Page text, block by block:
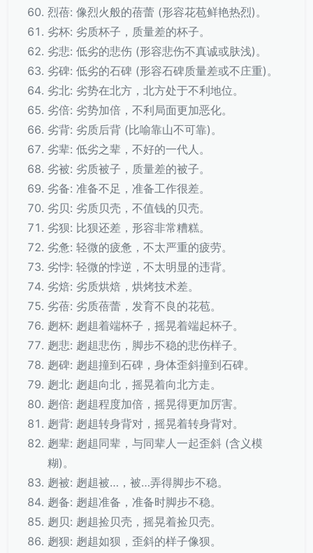
烈蓓: 像烈火般的蓓蕾 (形容花苞鲜艳热烈)。
劣杯: 劣质杯子，质量差的杯子。
劣悲: 低劣的悲伤 (形容悲伤不真诚或肤浅)。
劣碑: 低劣的石碑 (形容石碑质量差或不庄重)。
劣北: 劣势在北方，北方处于不利地位。
劣倍: 劣势加倍，不利局面更加恶化。
劣背: 劣质后背 (比喻靠山不可靠)。
劣辈: 低劣之辈，不好的一代人。
劣被: 劣质被子，质量差的被子。
劣备: 准备不足，准备工作很差。
劣贝: 劣质贝壳，不值钱的贝壳。
劣狈: 比狈还差，形容非常糟糕。
劣惫: 轻微的疲惫，不太严重的疲劳。
劣悖: 轻微的悖逆，不太明显的违背。
劣焙: 劣质烘焙，烘烤技术差。
劣蓓: 劣质蓓蕾，发育不良的花苞。
趔杯: 趔趄着端杯子，摇晃着端起杯子。
趔悲: 趔趄悲伤，脚步不稳的悲伤样子。
趔碑: 趔趄撞到石碑，身体歪斜撞到石碑。
趔北: 趔趄向北，摇晃着向北方走。
趔倍: 趔趄程度加倍，摇晃得更加厉害。
趔背: 趔趄转身背对，摇晃着转身背对。
趔辈: 趔趄同辈，与同辈人一起歪斜 (含义模
糊)。
趔被: 趔趄被…，被…弄得脚步不稳。
趔备: 趔趄准备，准备时脚步不稳。
趔贝: 趔趄捡贝壳，摇晃着捡贝壳。
趔狈: 趔趄如狈，歪斜的样子像狈。